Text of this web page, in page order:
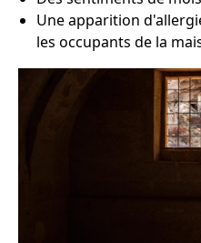
Une apparition
les occupants de la